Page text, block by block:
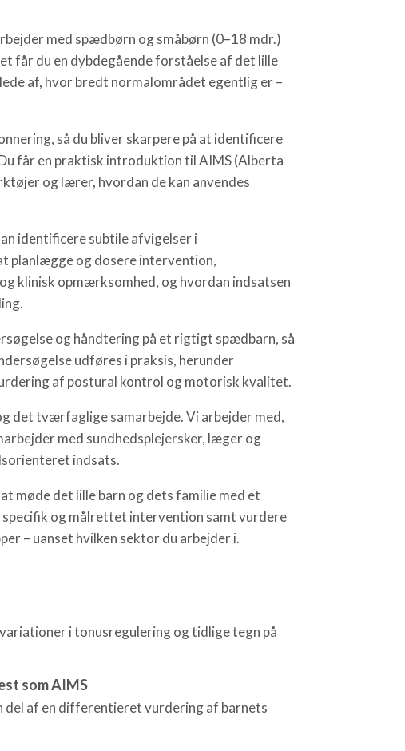
med spædbørn og småbørn (0–18 mdr.)
får du en dybdegående forståelse af det lille
af, hvor bredt normalområdet egentlig er –
så du bliver skarpere på at identificere
får en praktisk introduktion til AIMS (Alberta
og lærer, hvordan de kan anvendes
identificere subtile afvigelser i
planlægge og dosere intervention,
klinisk opmærksomhed, og hvordan indsatsen
og håndtering på et rigtigt spædbarn, så
udføres i praksis, herunder
af postural kontrol og motorisk kvalitet.
det tværfaglige samarbejde. Vi arbejder med,
med sundhedsplejersker, læger og
indsats.
møde det lille barn og dets familie med et
og målrettet intervention samt vurdere
– uanset hvilken sektor du arbejder i.
i tonusregulering og tidlige tegn på
som AIMS
del af en differentieret vurdering af barnets